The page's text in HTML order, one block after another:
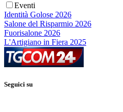
Eventi
Identità Golose 2026
Salone del Risparmio 2026
Fuorisalone 2026
L'Artigiano in Fiera 2025
Seguici su